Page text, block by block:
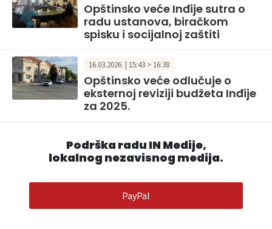
Opštinsko veće Inđije sutra o
radu ustanova, biračkom
spisku i socijalnoj zaštiti
16.03.2026. | 15:43 > 16:38
Opštinsko veće odlučuje o
eksternoj reviziji budžeta Inđije
za 2025.
Podrška radu IN Medije,
lokalnog nezavisnog medija.
PayPal